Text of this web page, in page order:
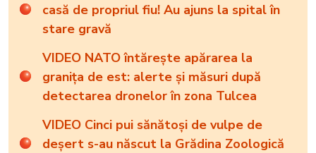
casă de propriul fiu! Au ajuns la spital în
stare gravă
VIDEO NATO întărește apărarea la
granița de est: alerte și măsuri după
detectarea dronelor în zona Tulcea
VIDEO Cinci pui sănătoși de vulpe de
deșert s-au născut la Grădina Zoologică